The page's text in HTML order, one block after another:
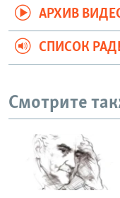
АРХИВ
СПИСОК
Смотрите